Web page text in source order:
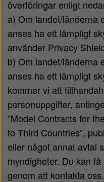
överföringar enligt
a) Om landet/länderna
anses ha ett lämpligt
använder Privacy
b) Om landet/länderna
anses ha ett lämpligt
kommer vi att
personuppgifter,
”Model Contracts for
to Third Countries”,
eller något annat avtal
myndigheter. Du kan
genom att kontakta oss.